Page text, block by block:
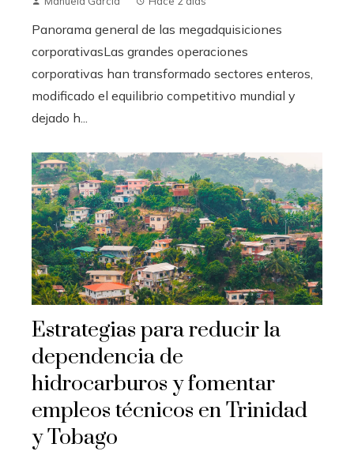
Panorama general de las megadquisiciones
corporativasLas grandes operaciones
corporativas han transformado sectores enteros,
modificado el equilibrio competitivo mundial y
dejado h...
Estrategias para reducir la
dependencia de
hidrocarburos y fomentar
empleos técnicos en Trinidad
y Tobago